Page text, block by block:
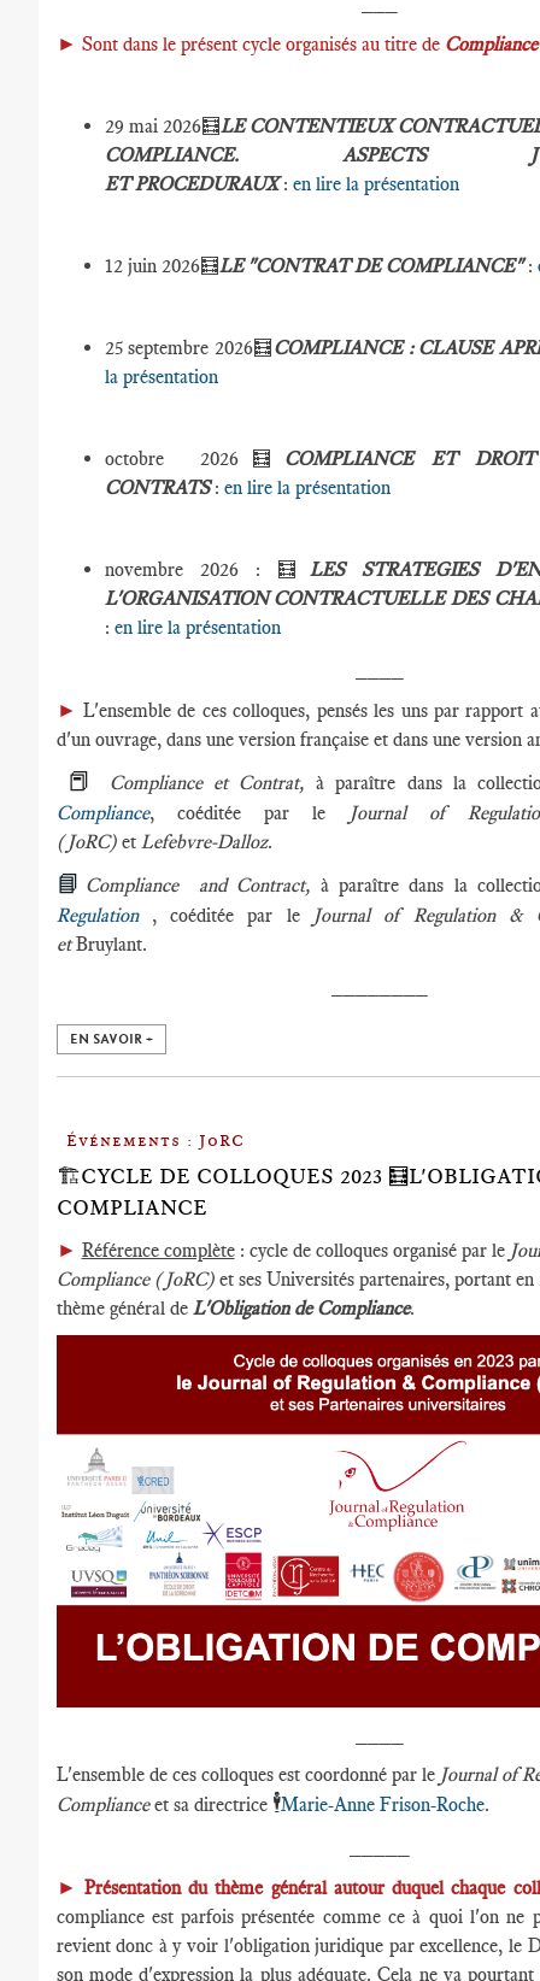
► Sont dans le présent cycle organisés au titre de
29 mai 2026🧮LE CONTENTIEUX
COMPLIANCE. ASPECTS
ET PROCEDURAUX: en lire la présentation
12 juin 2026🧮LE "CONTRAT DE COMPLIANCE":
25 septembre 2026🧮 COMPLIANCE : CLAUSE
la présentation
octobre 2026🧮 COMPLIANCE ET
CONTRATS: en lire la présentation
novembre 2026 : 🧮 LES STRATEGIES
L'ORGANISATION CONTRACTUELLE DES
: en lire la présentation
► L'ensemble de ces colloques, pensés les uns par rapport
d'un ouvrage, dans une version française et dans une version
📕 Compliance et Contrat, à paraître dans la
Compliance, coéditée par le
Journal of
(JoRC) etLefebvre-Dalloz.
📘 Compliance and Contract, à paraître dans la
Regulation
, coéditée par le
Journal of Regulation &
etBruylant.
EN SAVOIR +
Événements : JoRC
🏗️CYCLE DE COLLOQUES 2023
COMPLIANCE
► Référence complète: cycle de colloques organisé par le
Compliance (JoRC) et ses Universités partenaires, portant
thème général de L'Obligation de Compliance.
L'ensemble de ces colloques est coordonné par le Journal of
Complianceet sa directrice 🕴️Marie-Anne Frison-Roche.
► Présentation du thème général autour duquel chaque
compliance est parfois présentée comme ce à quoi l'on ne
revient donc à y voir l'obligation juridique par excellence, le
son mode d'expression la plus adéquate. Cela ne va